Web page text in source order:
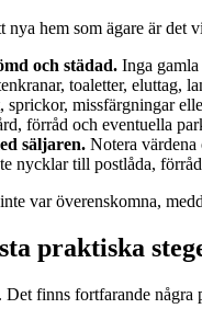
hem som ägare är det
och städad. Inga
toaletter, eluttag,
sprickor, missfärgningar
förråd och eventuella
säljaren. Notera
nycklar till postlåda,
var överenskomna,
praktiska
finns fortfarande några